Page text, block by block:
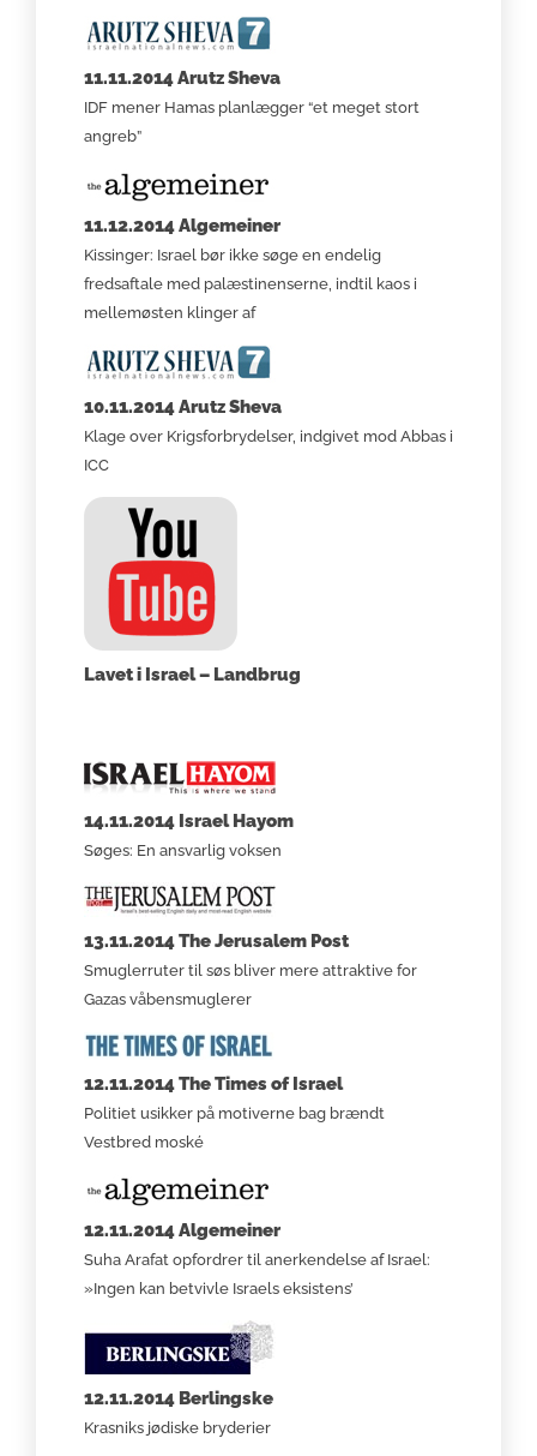
11.11.2014 Arutz Sheva
IDF mener Hamas planlægger “et meget stort
angreb”
11.12.2014 Algemeiner
Kissinger: Israel bør ikke søge en endelig
fredsaftale med palæstinenserne, indtil kaos i
mellemøsten klinger af
10.11.2014 Arutz Sheva
Klage over Krigsforbrydelser, indgivet mod Abbas i
ICC
Lavet i Israel – Landbrug
14.11.2014 Israel Hayom
Søges: En ansvarlig voksen
13.11.2014 The Jerusalem Post
Smuglerruter til søs bliver mere attraktive for
Gazas våbensmuglerer
12.11.2014 The Times of Israel
Politiet usikker på motiverne bag brændt
Vestbred moské
12.11.2014 Algemeiner
Suha Arafat opfordrer til anerkendelse af Israel:
»Ingen kan betvivle Israels eksistens’
12.11.2014 Berlingske
Krasniks jødiske bryderier